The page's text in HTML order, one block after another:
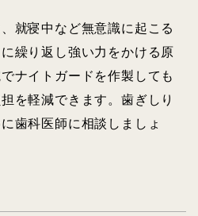
就寝中など無意識に起こる
繰り返し強い力をかける原
ナイトガードを作製しても
を軽減できます。歯ぎしり
歯科医師に相談しましょ